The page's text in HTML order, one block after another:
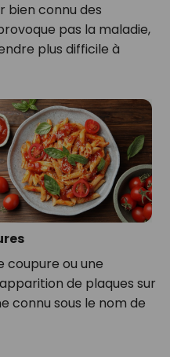
bien connu des
pas la maladie,
plus difficile à
coupure ou une
de plaques sur
connu sous le nom de